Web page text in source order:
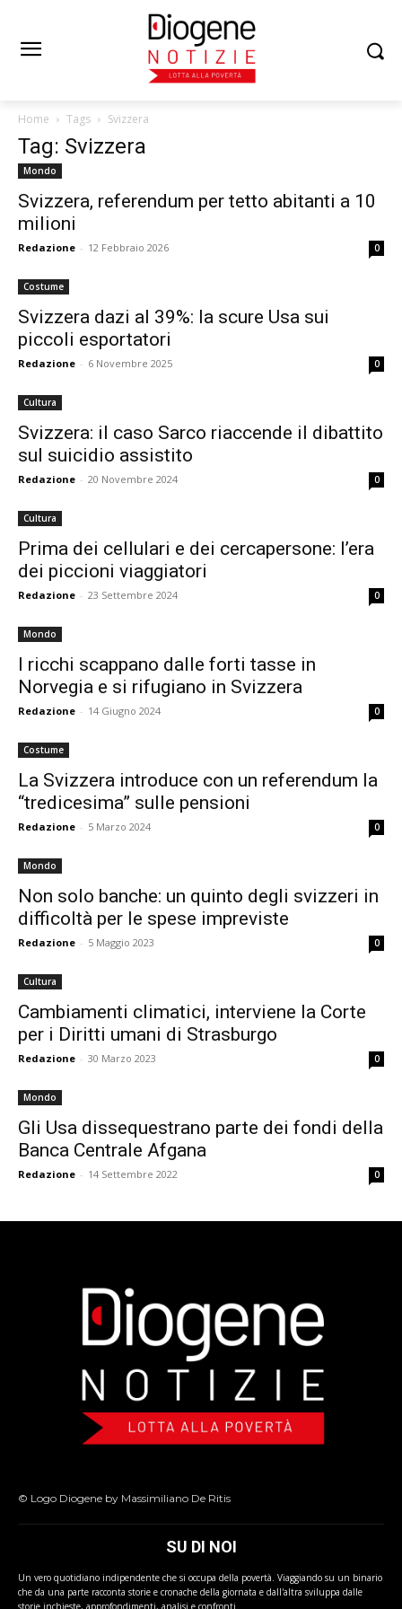
Home Tags Svizzera
Tag: Svizzera
Mondo
Svizzera, referendum per tetto abitanti a 10
milioni
Redazione - 12 Febbraio 2026 0
Costume
Svizzera dazi al 39%: la scure Usa sui
piccoli esportatori
Redazione - 6 Novembre 2025 0
Cultura
Svizzera: il caso Sarco riaccende il dibattito
sul suicidio assistito
Redazione - 20 Novembre 2024 0
Cultura
Prima dei cellulari e dei cercapersone: l’era
dei piccioni viaggiatori
Redazione - 23 Settembre 2024 0
Mondo
I ricchi scappano dalle forti tasse in
Norvegia e si rifugiano in Svizzera
Redazione - 14 Giugno 2024 0
Costume
La Svizzera introduce con un referendum la
“tredicesima” sulle pensioni
Redazione - 5 Marzo 2024 0
Mondo
Non solo banche: un quinto degli svizzeri in
difficoltà per le spese impreviste
Redazione - 5 Maggio 2023 0
Cultura
Cambiamenti climatici, interviene la Corte
per i Diritti umani di Strasburgo
Redazione - 30 Marzo 2023 0
Mondo
Gli Usa dissequestrano parte dei fondi della
Banca Centrale Afgana
Redazione - 14 Settembre 2022 0
© Logo Diogene by Massimiliano De Ritis
SU DI NOI
Un vero quotidiano indipendente che si occupa della povertà. Viaggiando su un binario
che da una parte racconta storie e cronache della giornata e dall'altra sviluppa dalle
storie inchieste, approfondimenti, analisi e confronti.